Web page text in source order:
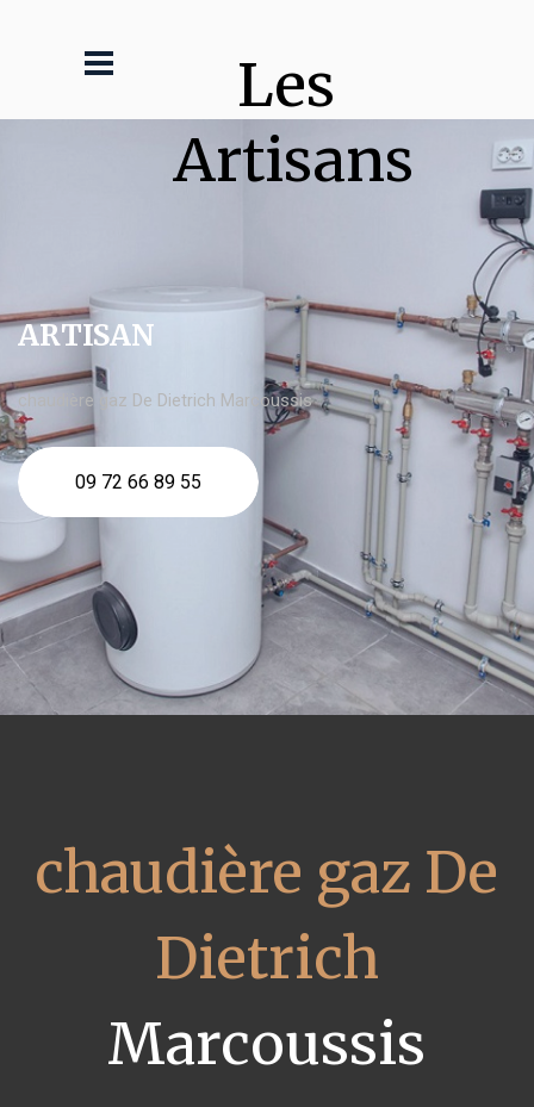
Les
Artisans
ARTISAN
chaudière gaz De Dietrich Marcoussis
09 72 66 89 55
chaudière gaz De
Dietrich
Marcoussis